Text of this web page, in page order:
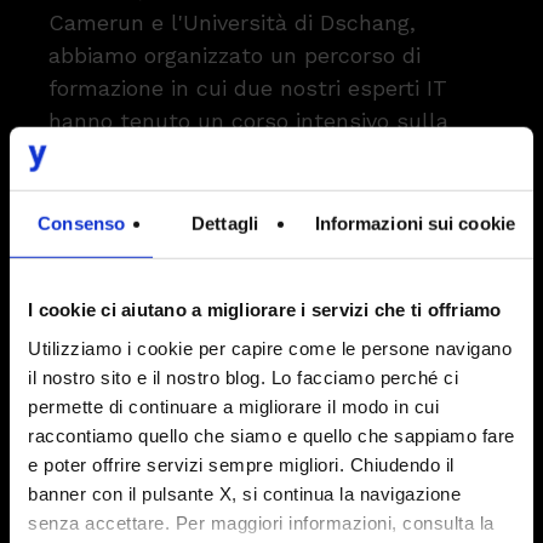
Consenso Dettagli Informazioni sui cookie
I cookie ci aiutano a migliorare i servizi che ti offriamo
Utilizziamo i cookie per capire come le persone navigano
il nostro sito e il nostro blog. Lo facciamo perché ci
permette di continuare a migliorare il modo in cui
raccontiamo quello che siamo e quello che sappiamo fare
e poter offrire servizi sempre migliori. Chiudendo il
banner con il pulsante X, si continua la navigazione
senza accettare. Per maggiori informazioni, consulta la
Camerun e l'Università di Dschang,
abbiamo organizzato un percorso di
formazione in cui due nostri esperti IT
hanno tenuto un corso intensivo sulla
facoltà di informatica. Un'esperienza
accolta dagli studenti con entusiasmo e
impegno, e che in noi ha lasciato un
Inoltre, in seguito alla formazione erogata
da Intesys durante questi anni, il progetto
può contare su 6 sviluppatori
camerunensi che collaborano allo
sviluppo di Open Hospital Web.